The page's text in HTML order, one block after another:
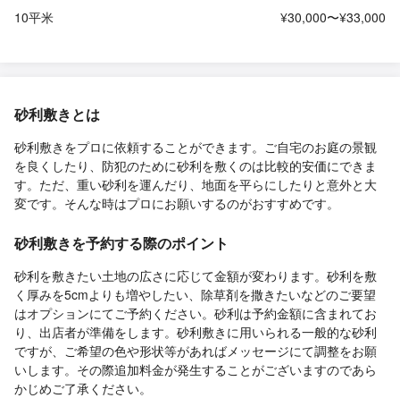
10平米 ¥30,000〜¥33,000
砂利敷きとは
砂利敷きをプロに依頼することができます。ご自宅のお庭の景観
を良くしたり、防犯のために砂利を敷くのは比較的安価にできま
す。ただ、重い砂利を運んだり、地面を平らにしたりと意外と大
変です。そんな時はプロにお願いするのがおすすめです。
砂利敷きを予約する際のポイント
砂利を敷きたい土地の広さに応じて金額が変わります。砂利を敷
く厚みを5cmよりも増やしたい、除草剤を撒きたいなどのご要望
はオプションにてご予約ください。砂利は予約金額に含まれてお
り、出店者が準備をします。砂利敷きに用いられる一般的な砂利
ですが、ご希望の色や形状等があればメッセージにて調整をお願
いします。その際追加料金が発生することがございますのであら
かじめご了承ください。